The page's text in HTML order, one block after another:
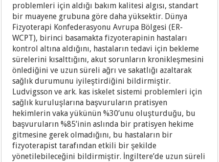
problemleri için aldığı bakım kalitesi algısı, standart
bir muayene grubuna göre daha yüksektir. Dünya
Fizyoterapi Konfederasyonu Avrupa Bölgesi (ER-
WCPT), birinci basamakta fizyoterapinin hastaları
kontrol altına aldığını, hastaların tedavi için bekleme
sürelerini kısalttığını, akut sorunların kronikleşmesini
önlediğini ve uzun süreli ağrı ve sakatlığı azaltarak
sağlık durumunu iyileştirdiğini bildirmiştir.
Ludvigsson ve ark. kas iskelet sistemi problemleri için
sağlık kuruluşlarına başvuruların pratisyen
hekimlerin vaka yükünün %30’unu oluşturduğu, bu
başvuruların %85’inin aslında bir pratisyen hekime
gitmesine gerek olmadığını, bu hastaların bir
fizyoterapist tarafından etkili bir şekilde
yönetilebileceğini bildirmiştir. İngiltere’de uzun süreli